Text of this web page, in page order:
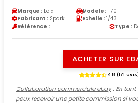
Marque : Lola Modele : T70
Fabricant : Spark Echelle : 1/43
Référence :
Type :
ACHETER SUR
4.8 (171 avis)
Collaboration commerciale ebay: En tant
peux recevoir une petite commission si